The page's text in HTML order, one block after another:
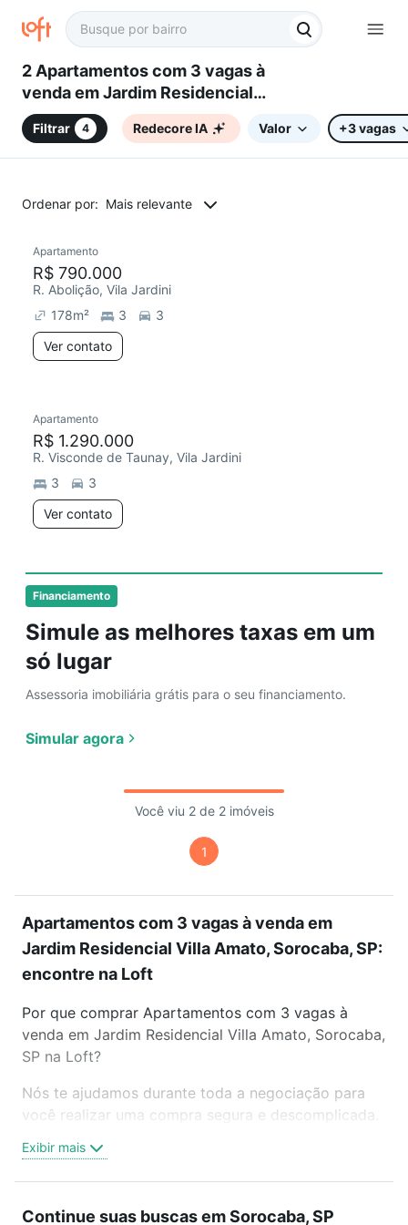
2 Apartamentos com 3 vagas à
venda em Jardim Residencial
Villa Amato, Sorocaba, SP
Filtrar 4 Redecore IA Valor +3 vagas
Ordenar por: Mais relevante
Financiamento
Simule as melhores taxas em um
só lugar
Assessoria imobiliária grátis para o seu financiamento.
Simular agora
Redecorar
Apartamento
R$ 790.000
R. Abolição, Vila Jardini
178m² 3
3
Ver contato
Redecorar
Apartamento
R$ 1.290.000
R. Visconde de Taunay, Vila Jardini
3
3
Ver contato
Você viu 2 de 2 imóveis
1
Apartamentos com 3 vagas à venda em
Jardim Residencial Villa Amato, Sorocaba, SP:
encontre na Loft
Por que comprar Apartamentos com 3 vagas à
venda em Jardim Residencial Villa Amato, Sorocaba,
SP na Loft?
Nós te ajudamos durante toda a negociação para
você realizar uma compra segura e descomplicada.
trabalho e do metrô, aqui você vai encontrar a
oferta ideal de Apartamentos com 3 vagas à venda
Exibir mais
Continue suas buscas em Sorocaba, SP